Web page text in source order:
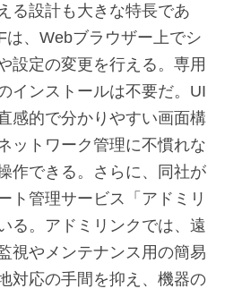
る設計も大きな特長であ
は、Webブラウザー上でシ
設定の変更を行える。専用
インストールは不要だ。UI
感的で分かりやすい画面構
ットワーク管理に不慣れな
作できる。さらに、同社が
ト管理サービス「アドミリ
る。アドミリンクでは、遠
視やメンテナンス用の簡易
対応の手間を抑え、機器の